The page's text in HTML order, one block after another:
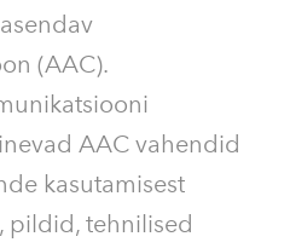
(AAC).
AAC vahendid
kasutamisest
pildid, tehnilised